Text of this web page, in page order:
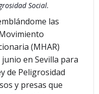
Social.
las
(MHAR)
en Sevilla para
de Peligrosidad
y presas que